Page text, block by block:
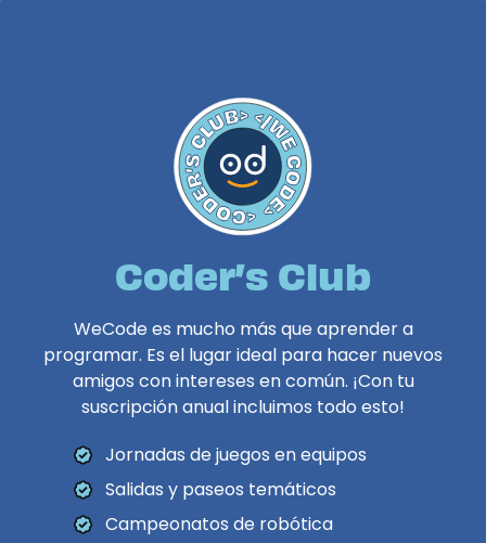
Coder’s Club
WeCode es mucho más que aprender a
programar. Es el lugar ideal para hacer nuevos
amigos con intereses en común. ¡Con tu
suscripción anual incluimos todo esto!
Jornadas de juegos en equipos
Salidas y paseos temáticos
Campeonatos de robótica